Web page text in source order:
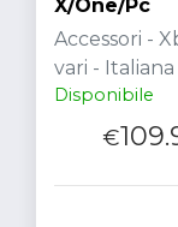
X/One/Pc
Accessori -
vari - Italiana
Disponibile
€